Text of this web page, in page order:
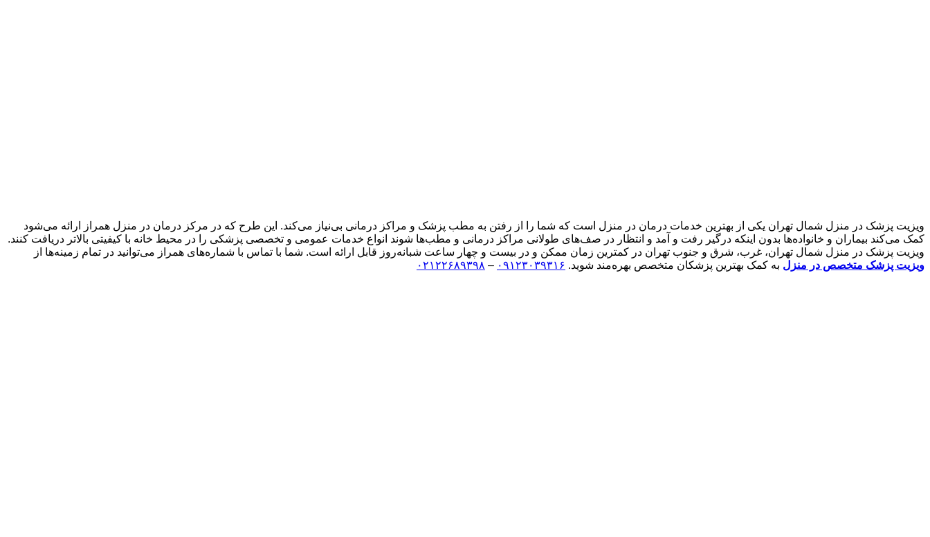
ویزیت پزشک در منزل شمال تهران یکی از بهترین خدمات درمان در منزل است که شما را از رفتن به مطب پزشک و مراکز درمانی بی‌نیاز می‌کند. این طرح که در مرکز درمان در منزل همراز ارائه می‌شود
کمک می‌کند بیماران و خانواده‌ها بدون اینکه درگیر رفت و آمد و انتظار در صف‌های طولانی مراکز درمانی و مطب‌ها شوند انواع خدمات عمومی و تخصصی پزشکی را در محیط خانه با کیفیتی بالاتر دریافت کنند.
ویزیت پزشک در منزل شمال تهران، غرب، شرق و جنوب تهران در کمترین زمان ممکن و در بیست و چهار ساعت شبانه‌روز قابل ارائه است. شما با تماس با شماره‌های همراز می‌توانید در تمام زمینه‌ها از
ویزیت پزشک متخصص در منزل به کمک بهترین پزشکان متخصص بهره‌مند شوید. ۰۹۱۲۳۰۳۹۳۱۶ – ۰۲۱۲۲۶۸۹۳۹۸